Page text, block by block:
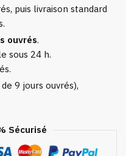
puis livraison standard
ouvrés.
sous 24 h.
9 jours ouvrés),
Sécurisé